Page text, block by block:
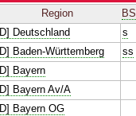
Region
BS
[D] Deutschland
s
[D] Baden-Württemberg
ss
[D] Bayern
[D] Bayern Av/A
[D] Bayern OG